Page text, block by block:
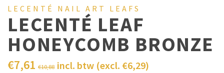
LECENTÉ NAIL ART LEAFS
LECENTÉ LEAF
HONEYCOMB BRONZE
€10,88
€7,61 incl. btw (excl. €6,29)